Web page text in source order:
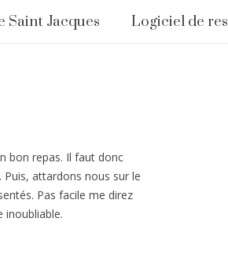
Saint Jacques Logiciel de
bon repas. Il faut donc
attardons nous sur le
Pas facile me direz
inoubliable.